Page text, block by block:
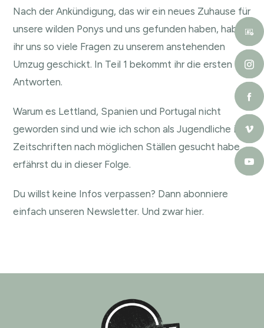
Nach der Ankündigung, das wir ein neues Zuhause für
unsere wilden Ponys und uns gefunden haben, habt
ihr uns so viele Fragen zu unserem anstehenden
Umzug geschickt. In Teil 1 bekommt ihr die ersten
Antworten.
Warum es Lettland, Spanien und Portugal nicht
geworden sind und wie ich schon als Jugendliche in
Zeitschriften nach möglichen Ställen gesucht habe,
erfährst du in dieser Folge.
Du willst keine Infos verpassen? Dann abonniere
einfach unseren Newsletter. Und zwar hier.